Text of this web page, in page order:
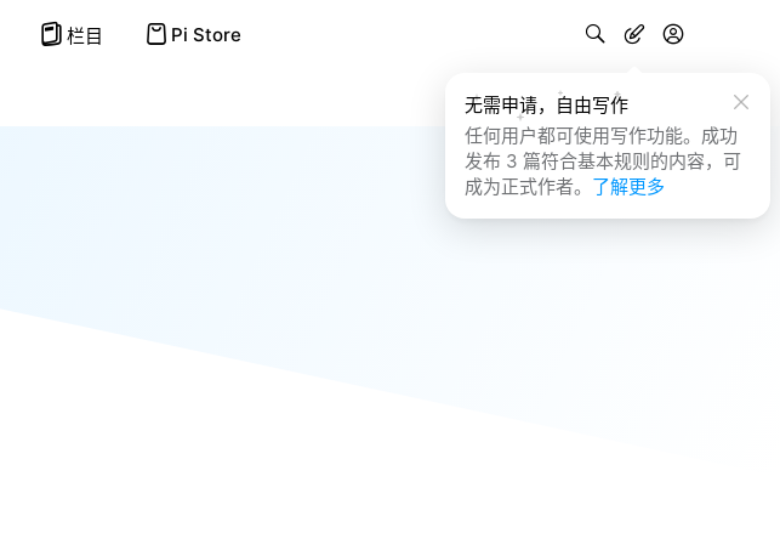
栏目 Pi Store
无需申请，自由写作
任何用户都可使用写作功能。成功
发布 3 篇符合基本规则的内容，可
成为正式作者。 了解更多